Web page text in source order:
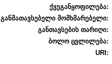
ქვეგანყოფილება:
განმათავსებელი მომხმარებელი:
განთავსების თარიღი:
ბოლო ცვლილება:
URI: